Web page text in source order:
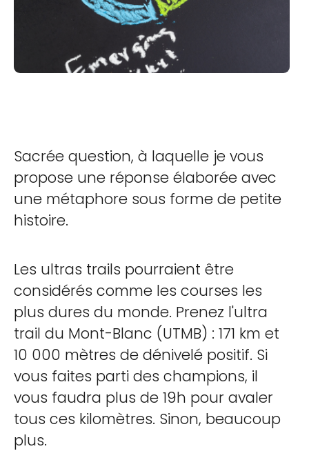
Sacrée question, à laquelle je vous
propose une réponse élaborée avec
une métaphore sous forme de petite
histoire.
Les ultras trails pourraient être
considérés comme les courses les
plus dures du monde. Prenez l'ultra
trail du Mont-Blanc (UTMB) : 171 km et
10 000 mètres de dénivelé positif. Si
vous faites parti des champions, il
vous faudra plus de 19h pour avaler
tous ces kilomètres. Sinon, beaucoup
plus.